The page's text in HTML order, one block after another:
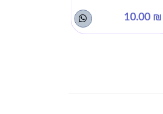
₪ 10.00